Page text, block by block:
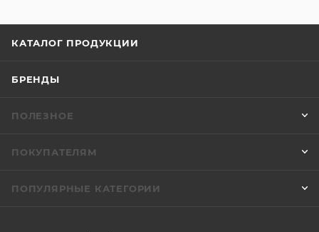
КАТАЛОГ ПРОДУКЦИИ
БРЕНДЫ
ПОЛЕЗНОЕ
ПОКУПАТЕЛЯМ
ПОПУЛЯРНЫЕ КАТЕГОРИИ